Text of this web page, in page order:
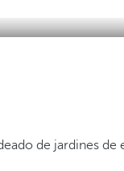
de jardines de